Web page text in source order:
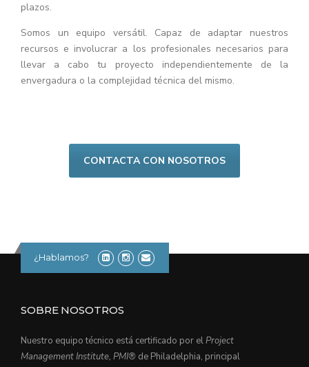
plazos.
Somos un equipo versátil. Capaz de adaptar nuestros
recursos e involucrar a los profesionales necesarios para
llevar a cabo tu proyecto independientemente de la
envergadura o la complejidad técnica del mismo.
CONTACTA CON NOSOTROS
¿Hablamos?
SOBRE NOSOTROS
Nuestro equipo técnico está certificado por elProject
Management Institute, PMI® de Philadelphia, principal